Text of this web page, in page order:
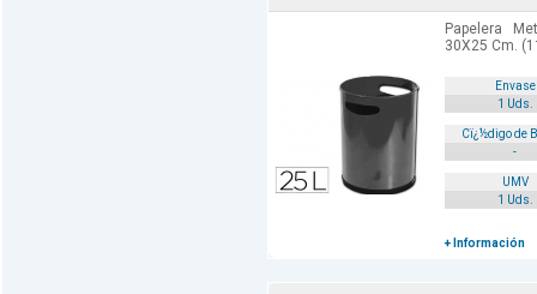
Papelera
30X25 Cm.
Envase
1 Uds.
Cï¿½digo de
-
UMV
1 Uds.
+ Información